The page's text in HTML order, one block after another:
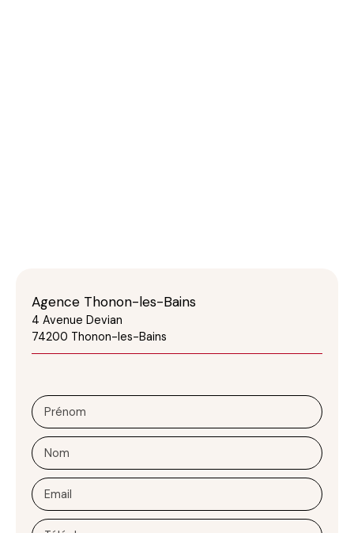
Agence Thonon-les-Bains
4 Avenue Devian
74200 Thonon-les-Bains
Prénom
Nom
Email